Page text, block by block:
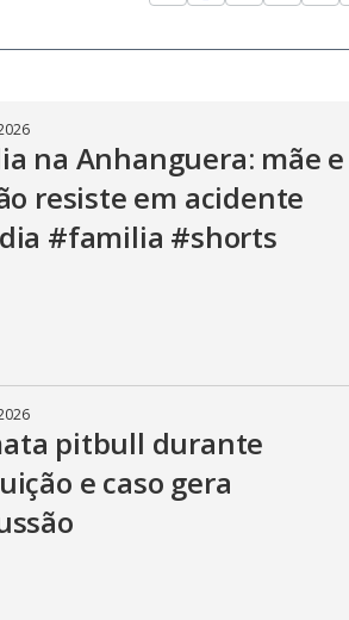
na Anhanguera: mãe e
resiste em acidente
#familia #shorts
pitbull durante
e caso gera